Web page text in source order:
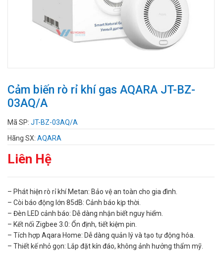
Cảm biến rò rỉ khí gas AQARA JT-BZ-
03AQ/A
Mã SP: JT-BZ-03AQ/A
Hãng SX: AQARA
Liên Hệ
– Phát hiện rò rỉ khí Metan: Bảo vệ an toàn cho gia đình.
– Còi báo động lớn 85dB: Cảnh báo kịp thời.
– Đèn LED cảnh báo: Dễ dàng nhận biết nguy hiểm.
– Kết nối Zigbee 3.0: Ổn định, tiết kiệm pin.
– Tích hợp Aqara Home: Dễ dàng quản lý và tạo tự động hóa.
– Thiết kế nhỏ gọn: Lắp đặt kín đáo, không ảnh hưởng thẩm mỹ.